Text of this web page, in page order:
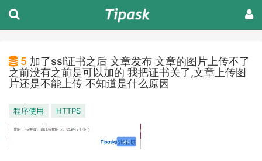
5 加了ssl证书之后 文章发布 文章的图片上传不了
之前没有之前是可以加的 我把证书关了,文章上传图
片还是不能上传 不知道是什么原因
程序使用 HTTPS